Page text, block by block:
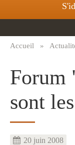
d'Ariane
Accueil
Forum
sont
20 juin 2008